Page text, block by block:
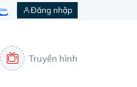
Đăng nhập
Truyền hình